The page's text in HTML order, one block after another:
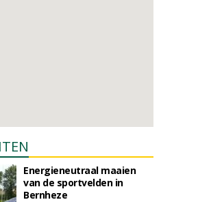
Energieneutraal maaien
van de sportvelden in
Bernheze